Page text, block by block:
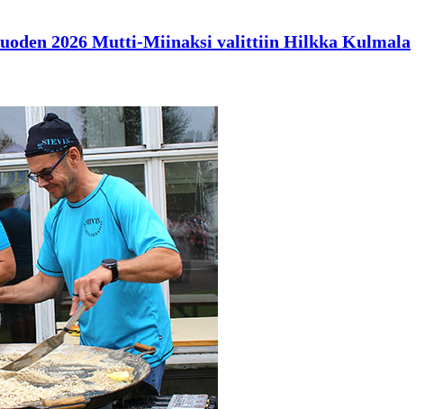
2026 Mutti-Miinaksi valittiin Hilkka Kulmala